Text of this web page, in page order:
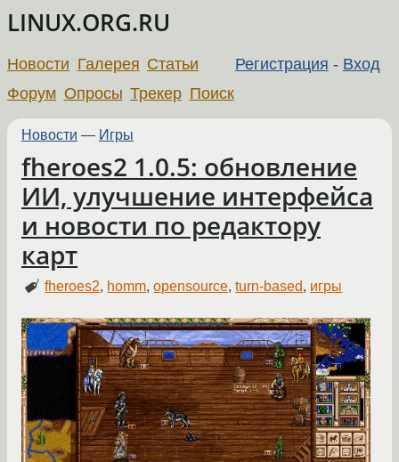
LINUX.ORG.RU
Регистрация - Вход
Новости Галерея Статьи
Форум Опросы Трекер Поиск
Новости — Игры
fheroes2 1.0.5: обновление
ИИ, улучшение интерфейса
и новости по редактору
карт
fheroes2, homm,opensource,turn-based, игры